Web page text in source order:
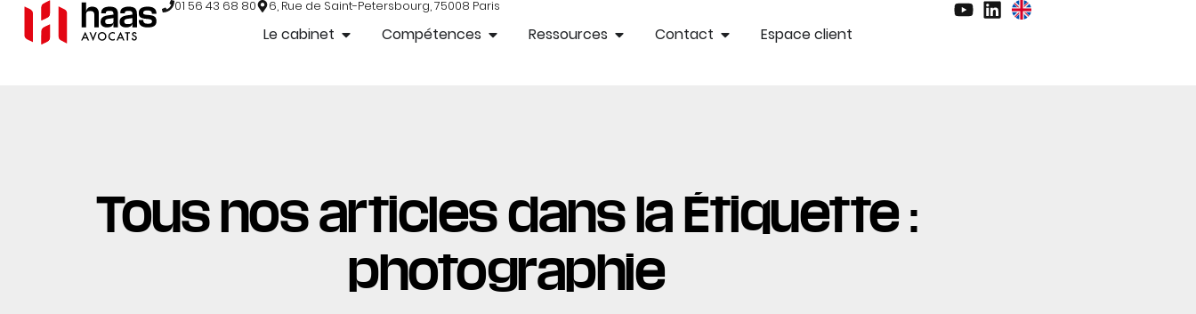
01 56 43 68 80 6, Rue de Saint-Petersbourg, 75008 Paris
Le cabinet Compétences Ressources Contact Espace client
Tous nos articles dans la Étiquette :
photographie